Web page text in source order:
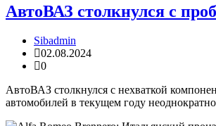
АвтоВАЗ столкнулся с
Sibadmin
02.08.2024
0
АвтоВАЗ столкнулся с нехваткой
автомобилей в текущем году